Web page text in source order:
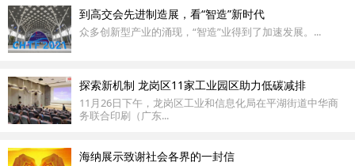
到高交会先进制造展，看“智造”新时代
众多创新型产业的涌现，“智造”业得到了加速发展。...
探索新机制 龙岗区11家工业园区助力低碳减排
11月26日下午，龙岗区工业和信息化局在平湖街道中华商
务联合印刷（广东...
海纳展示致谢社会各界的一封信